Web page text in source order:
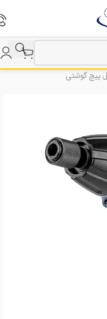
پیچ گوشتی